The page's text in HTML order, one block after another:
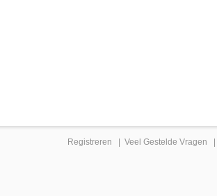
Registreren Veel Gestelde Vragen